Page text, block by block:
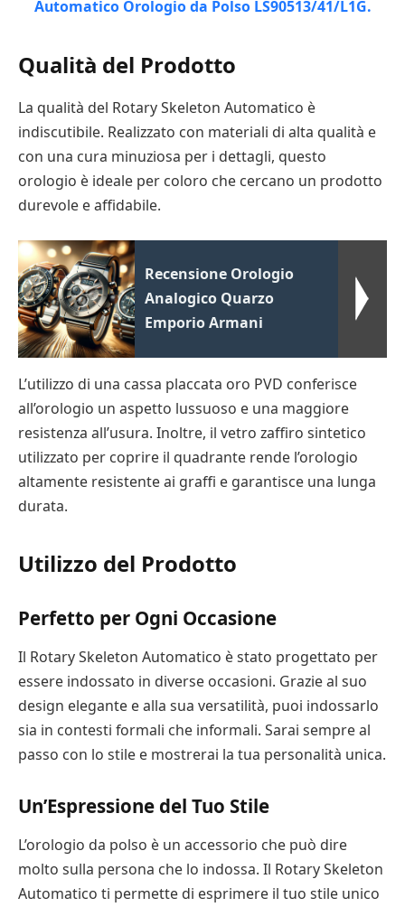
Qualità del Prodotto
La qualità del Rotary Skeleton Automatico è
indiscutibile. Realizzato con materiali di alta qualità e
con una cura minuziosa per i dettagli, questo
orologio è ideale per coloro che cercano un prodotto
durevole e affidabile.
Recensione Orologio
Analogico Quarzo
Emporio Armani
L’utilizzo di una cassa placcata oro PVD conferisce
all’orologio un aspetto lussuoso e una maggiore
resistenza all’usura. Inoltre, il vetro zaffiro sintetico
utilizzato per coprire il quadrante rende l’orologio
altamente resistente ai graffi e garantisce una lunga
durata.
Utilizzo del Prodotto
Perfetto per Ogni Occasione
Il Rotary Skeleton Automatico è stato progettato per
essere indossato in diverse occasioni. Grazie al suo
design elegante e alla sua versatilità, puoi indossarlo
sia in contesti formali che informali. Sarai sempre al
passo con lo stile e mostrerai la tua personalità unica.
Un’Espressione del Tuo Stile
L’orologio da polso è un accessorio che può dire
molto sulla persona che lo indossa. Il Rotary Skeleton
Automatico ti permette di esprimere il tuo stile unico